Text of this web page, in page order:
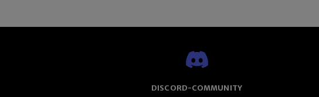
DISCORD-COMMUNITY